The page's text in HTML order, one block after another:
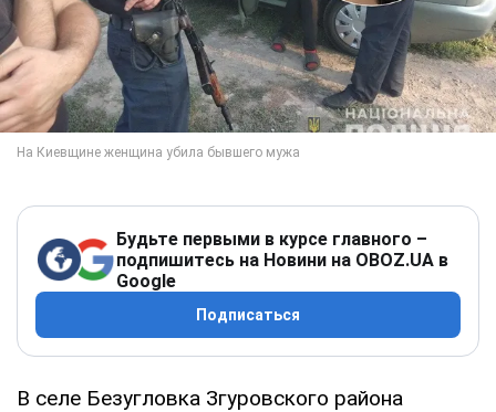
Будьте первыми в курсе главного –
подпишитесь на Новини на OBOZ.UA в
Google
Подписаться
В селе Безугловка Згуровского района